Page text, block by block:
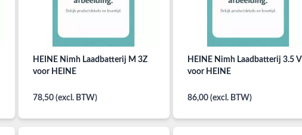
HEINE Nimh Laadbatterij M 3Z
voor HEINE
78,50 (excl. BTW)
HEINE Nimh Laadbatterij 3.5 V
voor HEINE
86,00 (excl. BTW)